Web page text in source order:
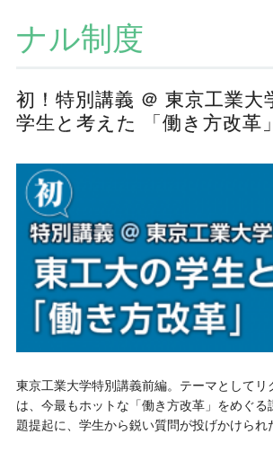
ナル制度
初！特別講義 ＠ 東京工業大
学生と考えた 「働き方改革
東京工業大学特別講義前編。テーマとしてリ
は、今最もホットな「働き方改革」をめぐる
題提起に、学生から鋭い質問が投げかけられ